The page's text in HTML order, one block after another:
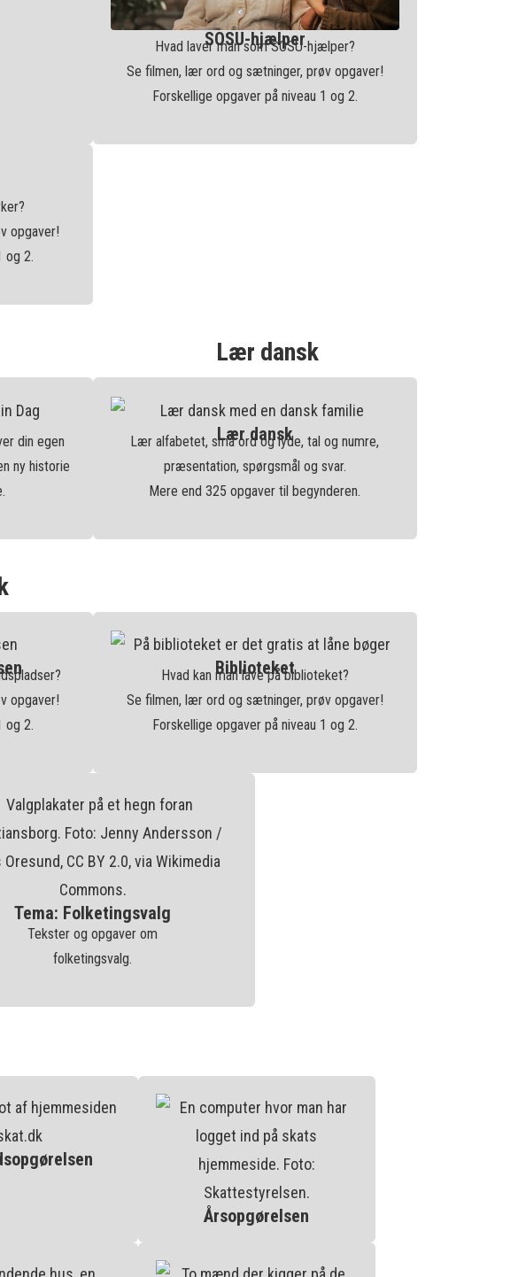
SOSU-hjælper
Hvad laver man som SOSU-hjælper?
Se filmen, lær ord og sætninger, prøv opgaver!
Forskellige opgaver på niveau 1 og 2.
opgaver!
og 2.
Lær dansk
din egen
ny historie
Lær dansk
Lær alfabetet, små ord og lyde, tal og numre,
præsentation, spørgsmål og svar.
Mere end 325 opgaver til begynderen.
opgaver!
og 2.
Biblioteket
Hvad kan man lave på biblioteket?
Se filmen, lær ord og sætninger, prøv opgaver!
Forskellige opgaver på niveau 1 og 2.
Tema: Folketingsvalg
Tekster og opgaver om
folketingsvalg.
Årsopgørelsen